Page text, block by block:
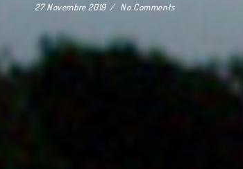
27 Novembre 2019 No Comments